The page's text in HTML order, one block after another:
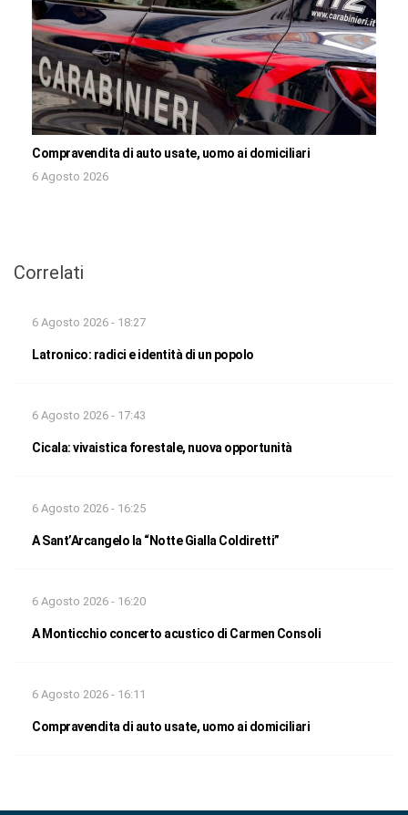
Compravendita di auto usate, uomo ai domiciliari
6 Agosto 2026
Correlati
6 Agosto 2026 - 18:27
Latronico: radici e identità di un popolo
6 Agosto 2026 - 17:43
Cicala: vivaistica forestale, nuova opportunità
6 Agosto 2026 - 16:25
A Sant’Arcangelo la “Notte Gialla Coldiretti”
6 Agosto 2026 - 16:20
A Monticchio concerto acustico di Carmen Consoli
6 Agosto 2026 - 16:11
Compravendita di auto usate, uomo ai domiciliari